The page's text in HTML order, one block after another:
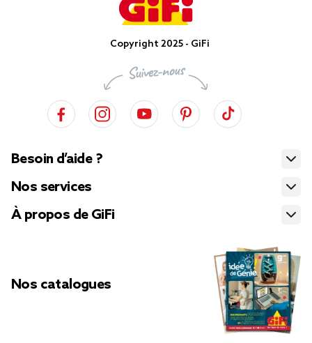
Copyright 2025 - GiFi
Besoin d’aide ?
Nos services
À propos de GiFi
Nos catalogues